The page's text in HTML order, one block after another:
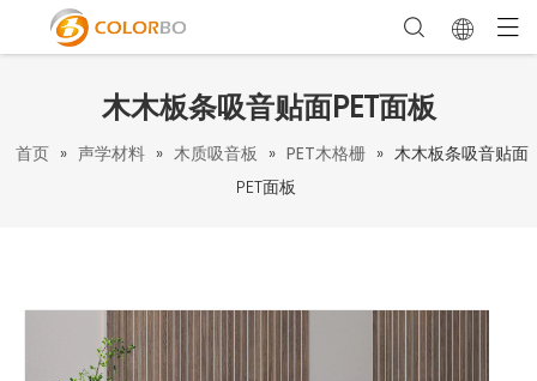
木木板条吸音贴面PET面板
首页 » 声学材料 » 木质吸音板 » PET木格栅 » 木木板条吸音贴面
PET面板